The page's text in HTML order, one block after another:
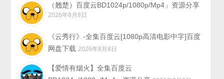
（翘楚）百度云BD1024p/1080p/Mp4」资源分享
2026年8月8日
《云秀行》-全集百度云[1080p高清电影中字]百度
网盘下载 2026年8月8日
【爱情有烟火】全集百度云